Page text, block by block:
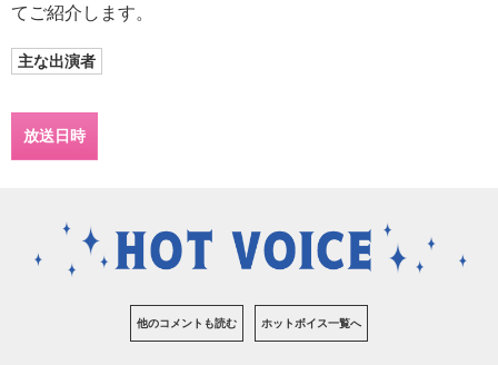
てご紹介します。
主な出演者
放送日時
他のコメントも読む ホットボイス一覧へ